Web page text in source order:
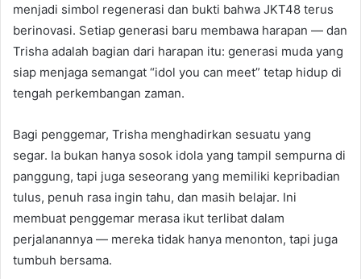
menjadi simbol regenerasi dan bukti bahwa JKT48 terus
berinovasi. Setiap generasi baru membawa harapan — dan
Trisha adalah bagian dari harapan itu: generasi muda yang
siap menjaga semangat “idol you can meet” tetap hidup di
tengah perkembangan zaman.
Bagi penggemar, Trisha menghadirkan sesuatu yang
segar. Ia bukan hanya sosok idola yang tampil sempurna di
panggung, tapi juga seseorang yang memiliki kepribadian
tulus, penuh rasa ingin tahu, dan masih belajar. Ini
membuat penggemar merasa ikut terlibat dalam
perjalanannya — mereka tidak hanya menonton, tapi juga
tumbuh bersama.